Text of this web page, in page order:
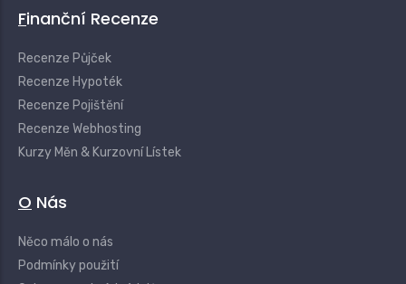
Finanční Recenze
Recenze Půjček
Recenze Hypoték
Recenze Pojištění
Recenze Webhosting
Kurzy Měn & Kurzovní Lístek
O Nás
Něco málo o nás
Podmínky použití